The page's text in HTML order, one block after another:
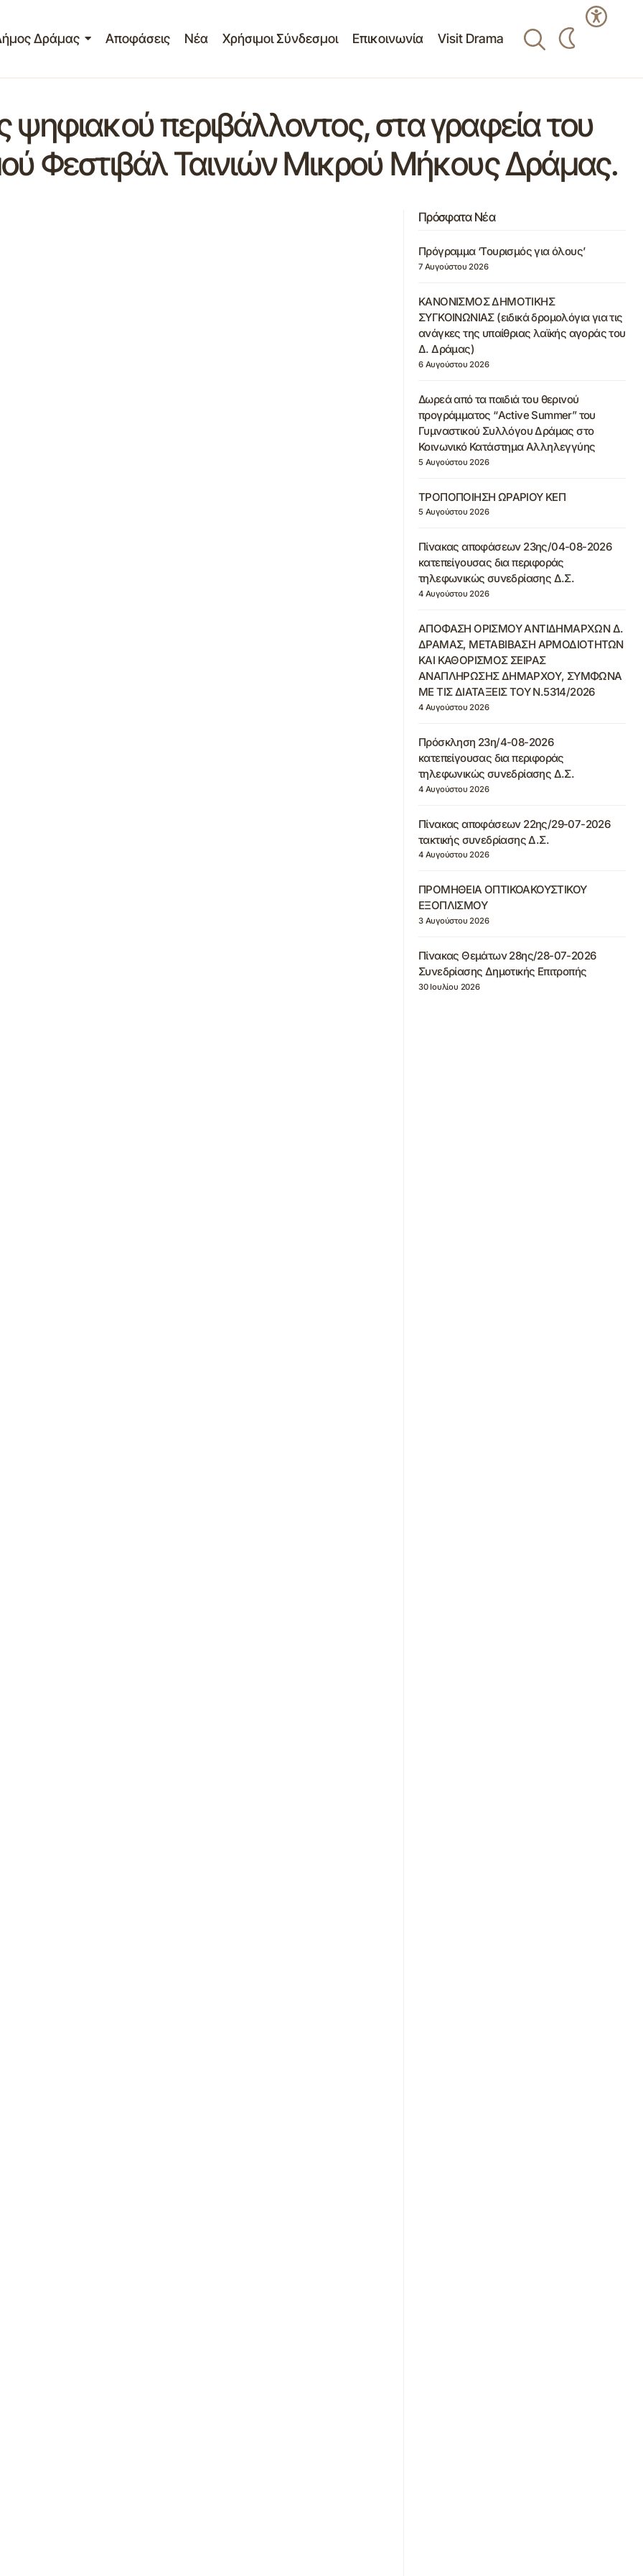
Δράμας Αποφάσεις Νέα Χρήσιμοι Σύνδεσμοι Επικοινωνία Visit Drama
ψηφιακού περιβάλλοντος, στα γραφεία του
Φεστιβάλ Ταινιών Μικρού Μήκους Δράμας.
Πρόσφατα Νέα
Πρόγραμμα ‘Τουρισμός για όλους’
7 Αυγούστου 2026
ΚΑΝΟΝΙΣΜΟΣ ΔΗΜΟΤΙΚΗΣ
ΣΥΓΚΟΙΝΩΝΙΑΣ (ειδικά δρομολόγια για τις
ανάγκες της υπαίθριας λαϊκής αγοράς του
Δ. Δράμας)
6 Αυγούστου 2026
Δωρεά από τα παιδιά του θερινού
προγράμματος “Active Summer” του
Γυμναστικού Συλλόγου Δράμας στο
Κοινωνικό Κατάστημα Αλληλεγγύης
5 Αυγούστου 2026
ΤΡΟΠΟΠΟΙΗΣΗ ΩΡΑΡΙΟΥ ΚΕΠ
5 Αυγούστου 2026
Πίνακας αποφάσεων 23ης/04-08-2026
κατεπείγουσας δια περιφοράς
τηλεφωνικώς συνεδρίασης Δ.Σ.
4 Αυγούστου 2026
ΑΠΟΦΑΣΗ ΟΡΙΣΜΟΥ ΑΝΤΙΔΗΜΑΡΧΩΝ Δ.
ΔΡΑΜΑΣ, ΜΕΤΑΒΙΒΑΣΗ ΑΡΜΟΔΙΟΤΗΤΩΝ
ΚΑΙ ΚΑΘΟΡΙΣΜΟΣ ΣΕΙΡΑΣ
ΑΝΑΠΛΗΡΩΣΗΣ ΔΗΜΑΡΧΟΥ, ΣΥΜΦΩΝΑ
ΜΕ ΤΙΣ ΔΙΑΤΑΞΕΙΣ ΤΟΥ Ν.5314/2026
4 Αυγούστου 2026
Πρόσκληση 23η/4-08-2026
κατεπείγουσας δια περιφοράς
τηλεφωνικώς συνεδρίασης Δ.Σ.
4 Αυγούστου 2026
Πίνακας αποφάσεων 22ης/29-07-2026
τακτικής συνεδρίασης Δ.Σ.
4 Αυγούστου 2026
ΠΡΟΜΗΘΕΙΑ ΟΠΤΙΚΟΑΚΟΥΣΤΙΚΟΥ
ΕΞΟΠΛΙΣΜΟΥ
3 Αυγούστου 2026
Πίνακας Θεμάτων 28ης/28-07-2026
Συνεδρίασης Δημοτικής Επιτροπής
30 Ιουλίου 2026